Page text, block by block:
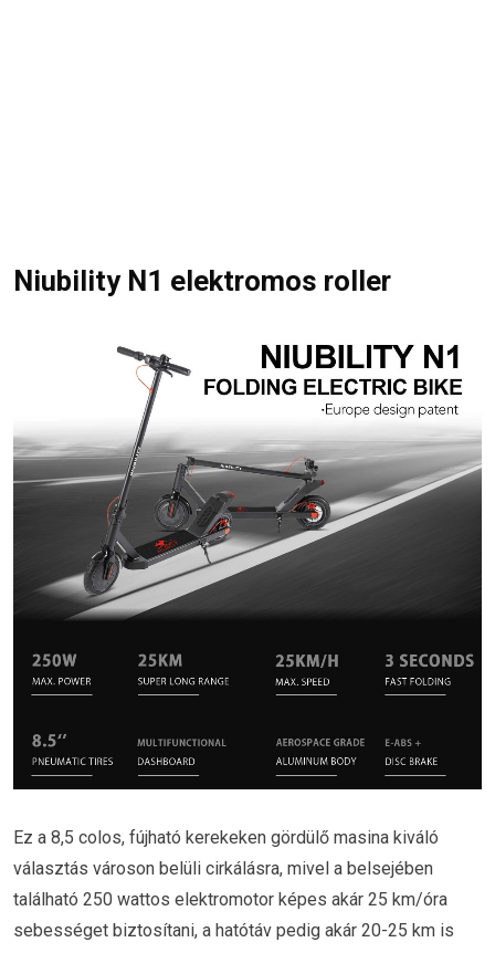
Niubility N1 elektromos roller
Ez a 8,5 colos, fújható kerekeken gördülő masina kiváló
választás városon belüli cirkálásra, mivel a belsejében
található 250 wattos elektromotor képes akár 25 km/óra
sebességet biztosítani, a hatótáv pedig akár 20-25 km is